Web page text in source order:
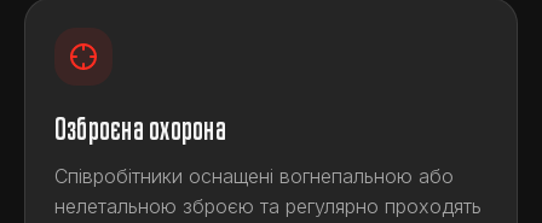
Озброєна охорона
Співробітники оснащені вогнепальною або
нелетальною зброєю та регулярно проходять